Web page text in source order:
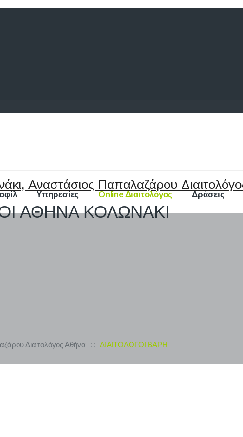
ΑΘΗΝΑ ΚΟΛΩΝΑΚΙ
Υπηρεσίες Online Διαιτολόγος Δράσεις
Διαιτολόγος Αθήνα : : ΔΙΑΙΤΟΛΟΓΟΙ ΒΑΡΗ